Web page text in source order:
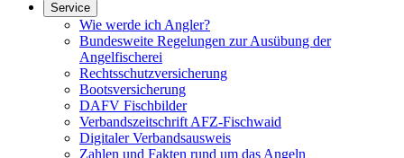
Service
Wie werde ich Angler?
Bundesweite Regelungen zur Ausübung der
Angelfischerei
Rechtsschutzversicherung
Bootsversicherung
DAFV Fischbilder
Verbandszeitschrift AFZ-Fischwaid
Digitaler Verbandsausweis
Zahlen und Fakten rund um das Angeln